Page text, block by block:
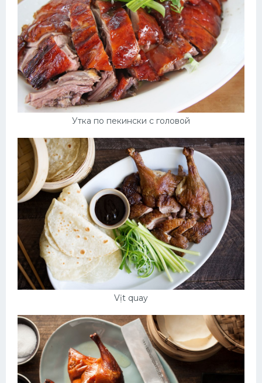
Утка по пекински с головой
Vịt quay